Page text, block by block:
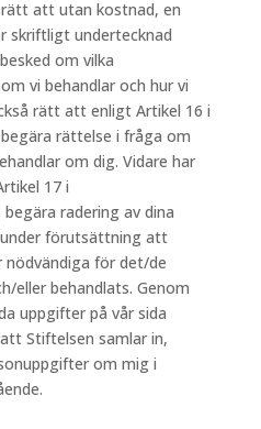
att utan kostnad, en
skriftligt undertecknad
om vilka
vi behandlar och hur vi
rätt att enligt Artikel 16 i
rättelse i fråga om
om dig. Vidare har
17 i
radering av dina
förutsättning att
för det/de
eller behandlats. Genom
uppgifter på vår sida
Stiftelsen samlar in,
om mig i